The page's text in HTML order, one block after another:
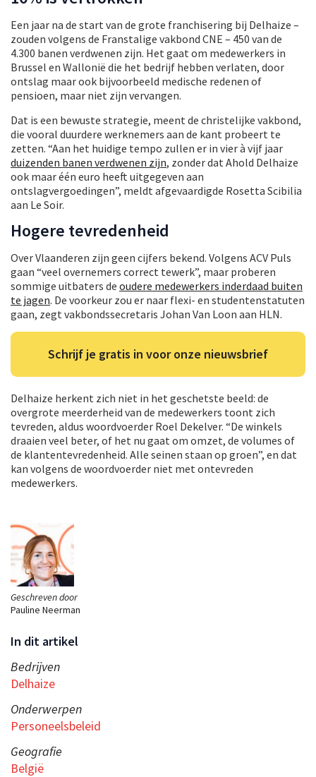
Geschreven door
Pauline Neerman
In dit artikel
Bedrijven
Delhaize
Onderwerpen
Personeelsbeleid
Geografie
België
Een jaar na de start van de grote franchisering bij Delhaize –
zouden volgens de Franstalige vakbond CNE – 450 van de
4.300 banen verdwenen zijn. Het gaat om medewerkers in
Brussel en Wallonië die het bedrijf hebben verlaten, door
ontslag maar ook bijvoorbeeld medische redenen of
pensioen, maar niet zijn vervangen.
Dat is een bewuste strategie, meent de christelijke vakbond,
die vooral duurdere werknemers aan de kant probeert te
zetten. “Aan het huidige tempo zullen er in vier à vijf jaar
duizenden banen verdwenen zijn, zonder dat Ahold Delhaize
ook maar één euro heeft uitgegeven aan
ontslagvergoedingen”, meldt afgevaardigde Rosetta Scibilia
aan Le Soir.
Hogere tevredenheid
Over Vlaanderen zijn geen cijfers bekend. Volgens ACV Puls
gaan “veel overnemers correct tewerk”, maar proberen
sommige uitbaters de oudere medewerkers inderdaad buiten
te jagen. De voorkeur zou er naar flexi- en studentenstatuten
gaan, zegt vakbondssecretaris Johan Van Loon aan HLN.
Schrijf je gratis in voor onze nieuwsbrief
Delhaize herkent zich niet in het geschetste beeld: de
overgrote meerderheid van de medewerkers toont zich
tevreden, aldus woordvoerder Roel Dekelver. “De winkels
draaien veel beter, of het nu gaat om omzet, de volumes of
de klantentevredenheid. Alle seinen staan op groen”, en dat
kan volgens de woordvoerder niet met ontevreden
medewerkers.